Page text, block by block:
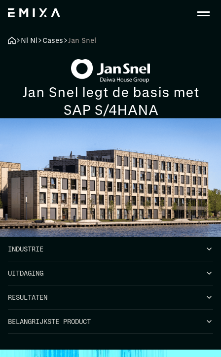
Nl Nl Cases Jan Snel
Jan Snel legt de basis met
SAP S/4HANA
INDUSTRIE
UITDAGING
RESULTATEN
BELANGRIJKSTE PRODUCT